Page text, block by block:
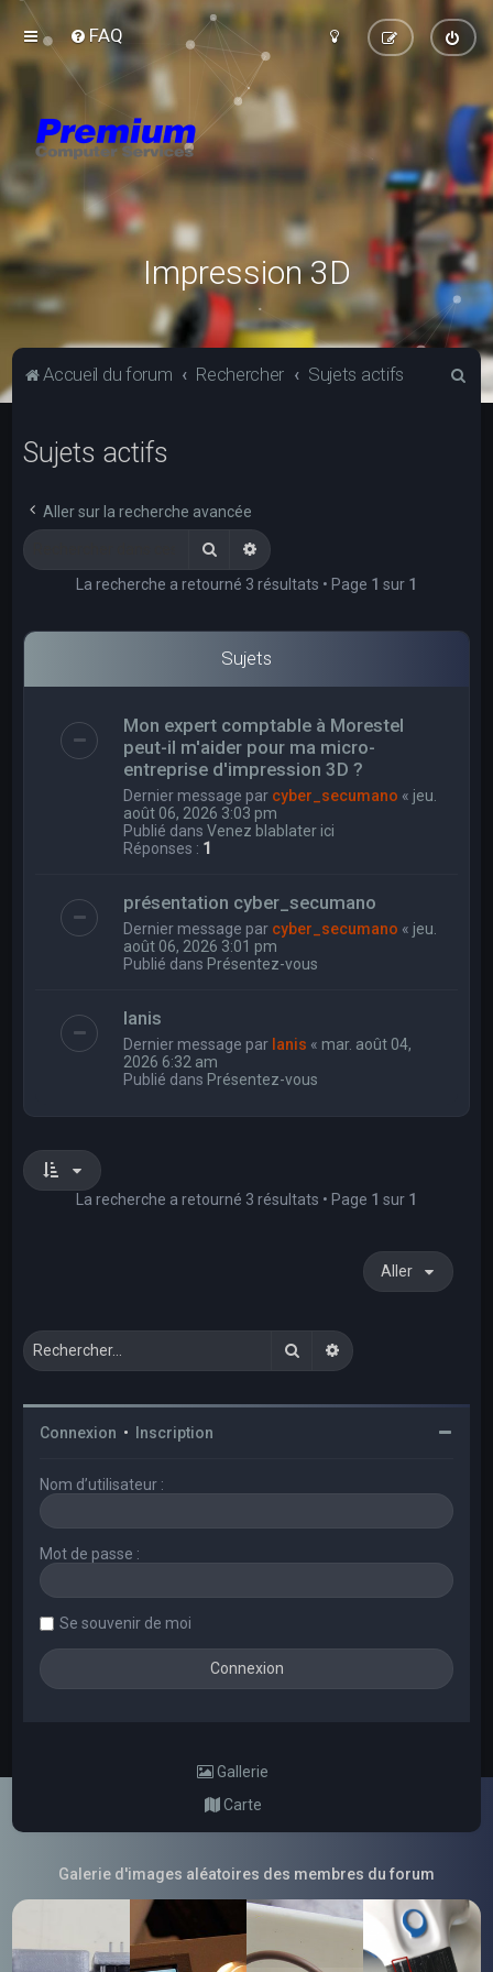
FAQ
Impression 3D
Accueil du forum Rechercher Sujets actifs
Sujets actifs
Aller sur la recherche avancée
RechercherRecherche avancée
La recherche a retourné 3 résultats • Page 1 sur 1
Sujets
Mon expert comptable à Morestel
peut-il m'aider pour ma micro-
entreprise d'impression 3D ?
Dernier message par cyber_secumano « jeu.
août 06, 2026 3:03 pm
Publié dansVenez blablater ici
Réponses : 1
présentation cyber_secumano
Dernier message par cyber_secumano « jeu.
août 06, 2026 3:01 pm
Publié dans Présentez-vous
Ianis
Dernier message par Ianis « mar. août 04,
2026 6:32 am
Publié dans Présentez-vous
La recherche a retourné 3 résultats • Page 1 sur 1
Aller
RechercherRecherche avancée
Connexion • Inscription
Nom d’utilisateur :
Mot de passe :
Se souvenir de moi
Gallerie
Carte
Galerie d'images aléatoires des membres du forum